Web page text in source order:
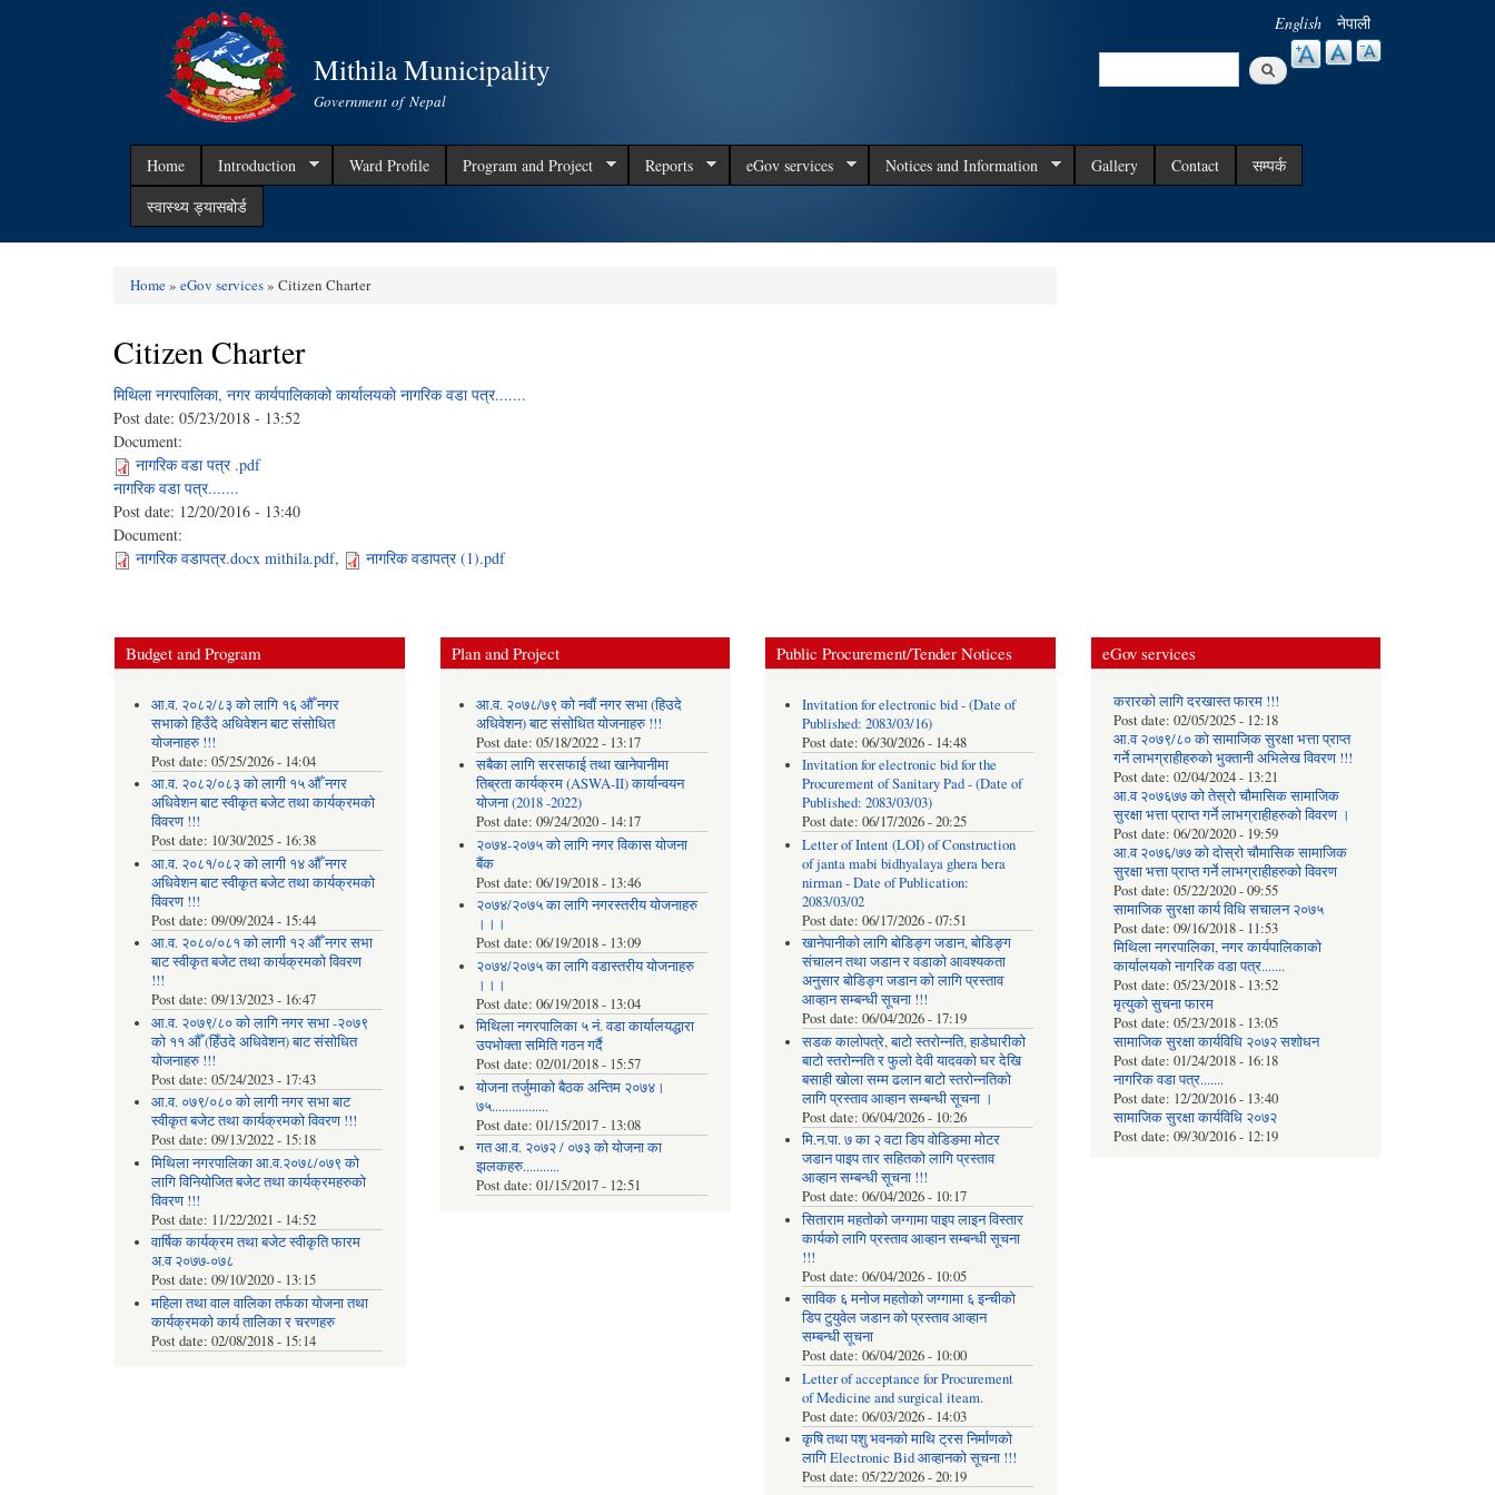
Mithila Municipality
Government of Nepal
English नेपाली
Search
Home Introduction Ward Profile Program and Project Reports eGov services Notices and Information Gallery Contact
सम्पर्क
स्वास्थ्य ड्यासबोर्ड
Home» eGov services» Citizen Charter
Citizen Charter
मिथिला नगरपालिका, नगर कार्यपालिकाको कार्यालयकाे नागरिक वडा पत्र.......
Post date: 05/23/2018 - 13:52
Document:
नागरिक वडा पत्र .pdf
नागरिक वडा पत्र.......
Post date: 12/20/2016 - 13:40
Document:
नागरिक वडापत्र.docx mithila.pdf, नागरिक वडापत्र (1).pdf
Budget and Program
आ.व. २०८२/८३ को लागि १६ औँ नगर
सभाको हिउँदे अधिवेशन बाट संसोधित
योजनाहरु !!!
Post date: 05/25/2026 - 14:04
आ.व. २०८२/०८३ को लागी १५ औँ नगर
अधिवेशन बाट स्वीकृत बजेट तथा कार्यक्रमको
विवरण !!!
Post date: 10/30/2025 - 16:38
आ.व. २०८१/०८२ को लागी १४ औँ नगर
अधिवेशन बाट स्वीकृत बजेट तथा कार्यक्रमको
विवरण !!!
Post date: 09/09/2024 - 15:44
आ.व. २०८०/०८१ को लागी १२ औँ नगर सभा
बाट स्वीकृत बजेट तथा कार्यक्रमको विवरण
!!!
Post date: 09/13/2023 - 16:47
आ.व. २०७९/८० को लागि नगर सभा -२०७९
को ११ औँ (हिँउदे अधिवेशन) बाट संसोधित
योजनाहरु !!!
Post date: 05/24/2023 - 17:43
आ.व. ०७९/०८० को लागी नगर सभा बाट
स्वीकृत बजेट तथा कार्यक्रमको विवरण !!!
Post date: 09/13/2022 - 15:18
मिथिला नगरपालिका आ.व.२०७८/०७९ को
लागि विनियोजित बजेट तथा कार्यक्रमहरुको
विवरण !!!
Post date: 11/22/2021 - 14:52
वार्षिक कार्यक्रम तथा बजेट स्वीकृति फारम
अ.व २०७७-०७८
Post date: 09/10/2020 - 13:15
महिला तथा वाल वालिका तर्फका याेजना तथा
कार्यक्रमकाे कार्य तालिका र चरणहरु
Post date: 02/08/2018 - 15:14
Plan and Project
आ.व. २०७८/७९ को नवौं नगर सभा (हिउदे
अधिवेशन) बाट संसोधित योजनाहरु !!!
Post date:05/18/2022 - 13:17
सबैका लागि सरसफाई तथा खानेपानीमा
तिब्रता कार्यक्रम (ASWA-II) कार्यान्वयन
योजना (2018 -2022)
Post date:09/24/2020 - 14:17
२०७४-२०७५ को लागि नगर विकास योजना
बैंक
Post date:06/19/2018 - 13:46
२०७४/२०७५ का लागि नगरस्तरीय योजनाहरु
।।।
Post date:06/19/2018 - 13:09
२०७४/२०७५ का लागि वडास्तरीय योजनाहरु
।।।
Post date:06/19/2018 - 13:04
मिथिला नगरपालिका ५ नं. वडा कार्यालयद्धारा
उपभोक्ता समिति गठन गर्दै
Post date:02/01/2018 - 15:57
याेजना तर्जुमाकाे बैठक अन्तिम २०७४।
७५.................
Post date:01/15/2017 - 13:08
गत आ.व. २०७२ / ०७३ को योजना का
झलकहरु...........
Post date:01/15/2017 - 12:51
Public Procurement/Tender Notices
Invitation for electronic bid - (Date of
Published: 2083/03/16)
Post date: 06/30/2026 - 14:48
Invitation for electronic bid for the
Procurement of Sanitary Pad - (Date of
Published: 2083/03/03)
Post date: 06/17/2026 - 20:25
Letter of Intent (LOI) of Construction
of janta mabi bidhyalaya ghera bera
nirman - Date of Publication:
2083/03/02
Post date: 06/17/2026 - 07:51
खानेपानीको लागि बोडिङ्ग जडान, बोडिङ्ग
संचालन तथा जडान र वडाको आवश्यकता
अनुसार बोडिङ्ग जडान को लागि प्रस्ताव
आव्हान सम्बन्धी सूचना !!!
Post date: 06/04/2026 - 17:19
सडक कालोपत्रे, बाटो स्तरोन्नति, हाडेघारीको
बाटो स्तरोन्नति र फुलो देवी यादवको घर देखि
बसाही खोला सम्म ढलान बाटो स्तरोन्नतिको
लागि प्रस्ताव आव्हान सम्बन्धी सूचना ।
Post date: 06/04/2026 - 10:26
मि.न.पा. ७ का २ वटा डिप वोडिङमा मोटर
जडान पाइप तार सहितको लागि प्रस्ताव
आव्हान सम्बन्धी सूचना !!!
Post date: 06/04/2026 - 10:17
सिताराम महतोको जग्गामा पाइप लाइन विस्तार
कार्यको लागि प्रस्ताव आव्हान सम्बन्धी सूचना
!!!
Post date: 06/04/2026 - 10:05
साविक ६ मनोज महतोको जग्गामा ६ इन्चीको
डिप टुयुवेल जडान को प्रस्ताव आव्हान
सम्बन्धी सूचना
Post date: 06/04/2026 - 10:00
Letter of acceptance for Procurement
of Medicine and surgical iteam.
Post date: 06/03/2026 - 14:03
कृषि तथा पशु भवनको माथि ट्रस निर्माणको
लागि Electronic Bid आव्हानको सूचना !!!
Post date: 05/22/2026 - 20:19
eGov services
करारको लागि दरखास्त फारम !!!
Post date: 02/05/2025 - 12:18
आ.व २०७९/८० को सामाजिक सुरक्षा भत्ता प्राप्त
गर्ने लाभग्राहीहरुको भुक्तानी अभिलेख विवरण !!!
Post date: 02/04/2024 - 13:21
आ.व २०७६७७ को तेस्रो चौमासिक सामाजिक
सुरक्षा भत्ता प्राप्त गर्ने लाभग्राहीहरुको विवरण ।
Post date: 06/20/2020 - 19:59
आ.व २०७६/७७ को दोस्रो चौमासिक सामाजिक
सुरक्षा भत्ता प्राप्त गर्ने लाभग्राहीहरुको विवरण
Post date: 05/22/2020 - 09:55
सामाजिक सुरक्षा कार्य विधि स‌चालन २०७५
Post date: 09/16/2018 - 11:53
मिथिला नगरपालिका, नगर कार्यपालिकाको
कार्यालयकाे नागरिक वडा पत्र.......
Post date: 05/23/2018 - 13:52
मृत्युको सुचना फारम
Post date: 05/23/2018 - 13:05
सामाजिक सुरक्षा कार्यविधि २०७२ स‌शाेधन
Post date: 01/24/2018 - 16:18
नागरिक वडा पत्र.......
Post date: 12/20/2016 - 13:40
सामाजिक सुरक्षा कार्यविधि २०७२
Post date: 09/30/2016 - 12:19